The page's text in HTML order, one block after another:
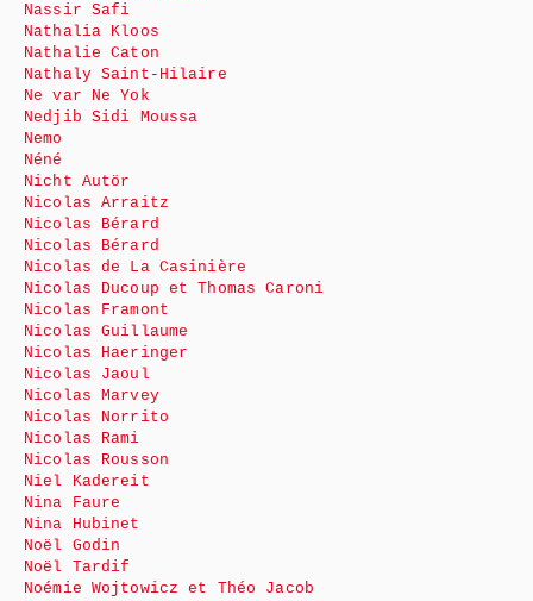
Nassir Safi
Nathalia Kloos
Nathalie Caton
Nathaly Saint-Hilaire
Ne var Ne Yok
Nedjib Sidi Moussa
Nemo
Néné
Nicht Autör
Nicolas Arraitz
Nicolas Bérard
Nicolas Bérard
Nicolas de La Casinière
Nicolas Ducoup et Thomas Caroni
Nicolas Framont
Nicolas Guillaume
Nicolas Haeringer
Nicolas Jaoul
Nicolas Marvey
Nicolas Norrito
Nicolas Rami
Nicolas Rousson
Niel Kadereit
Nina Faure
Nina Hubinet
Noël Godin
Noël Tardif
Noémie Wojtowicz et Théo Jacob